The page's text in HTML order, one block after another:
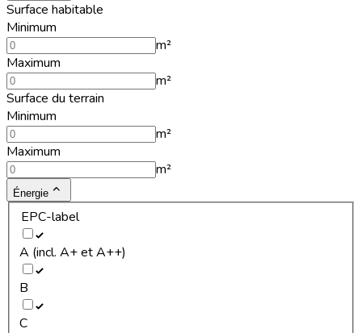
Surface habitable
Minimum
m²
Maximum
m²
Surface du terrain
Minimum
m²
Maximum
m²
Énergie
EPC-label
A (incl. A+ et A++)
B
C